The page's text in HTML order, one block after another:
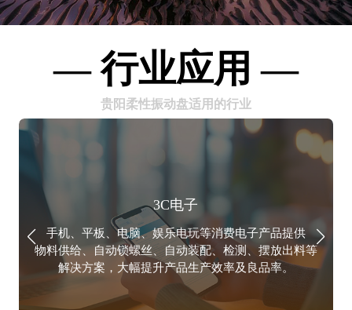
— 行业应用 —
贵阳柔性振动盘适用的行业
3C电子
手机、平板、电脑、娱乐电玩等消费电子产品提供
物料供给、自动锁螺丝、自动装配、检测、摆放出料等
解决方案，大幅提升产品生产效率及良品率。